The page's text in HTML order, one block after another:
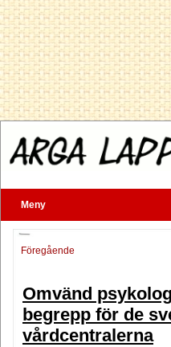
Meny
Föregående
Omvänd
begrepp för de
vårdcentralerna